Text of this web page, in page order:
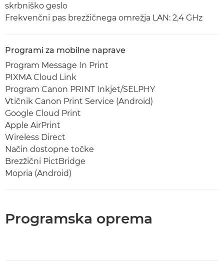
skrbniško geslo
Frekvenčni pas brezžičnega omrežja LAN: 2,4 GHz
Programi za mobilne naprave
Program Message In Print
PIXMA Cloud Link
Program Canon PRINT Inkjet/SELPHY
Vtičnik Canon Print Service (Android)
Google Cloud Print
Apple AirPrint
Wireless Direct
Način dostopne točke
Brezžični PictBridge
Mopria (Android)
Programska oprema